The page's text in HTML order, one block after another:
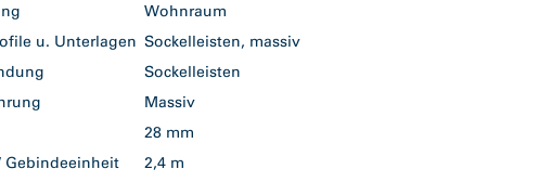
Wohnraum
u. Unterlagen Sockelleisten, massiv
Sockelleisten
Massiv
28 mm
Gebindeeinheit
2,4 m